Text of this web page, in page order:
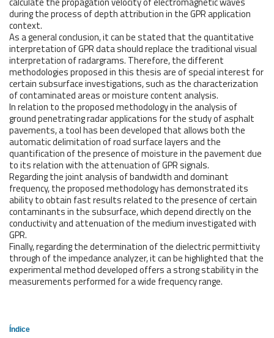
during the process of depth attribution in the GPR application
context.
As a general conclusion, it can be stated that the quantitative
interpretation of GPR data should replace the traditional visual
interpretation of radargrams. Therefore, the different
methodologies proposed in this thesis are of special interest for
certain subsurface investigations, such as the characterization
of contaminated areas or moisture content analysis.
In relation to the proposed methodology in the analysis of
ground penetrating radar applications for the study of asphalt
pavements, a tool has been developed that allows both the
automatic delimitation of road surface layers and the
quantification of the presence of moisture in the pavement due
to its relation with the attenuation of GPR signals.
Regarding the joint analysis of bandwidth and dominant
frequency, the proposed methodology has demonstrated its
ability to obtain fast results related to the presence of certain
contaminants in the subsurface, which depend directly on the
conductivity and attenuation of the medium investigated with
GPR.
Finally, regarding the determination of the dielectric permittivity
through of the impedance analyzer, it can be highlighted that the
experimental method developed offers a strong stability in the
measurements performed for a wide frequency range.
Índice